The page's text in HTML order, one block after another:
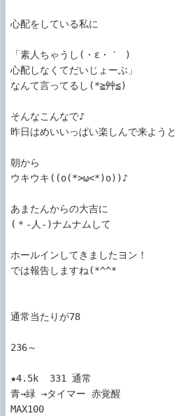
心配をしている私に
「素人ちゃうし(・ε・｀ )
心配しなくてだいじょーぶ」
なんて言ってるし(*≧艸≦)
そんなこんなで♪
昨日はめいいっぱい楽しんで来ようと
朝から
ウキウキ((o(*>ω<*)o))♪
あまたんからの大吉に
(＊-人-)ナムナムして
ホールインしてきましたヨン！
では報告しますね(*^^*ゞ
通常当たりが78
236～
★4.5k  331 通常
青→緑 →タイマー 赤覚醒
MAX100